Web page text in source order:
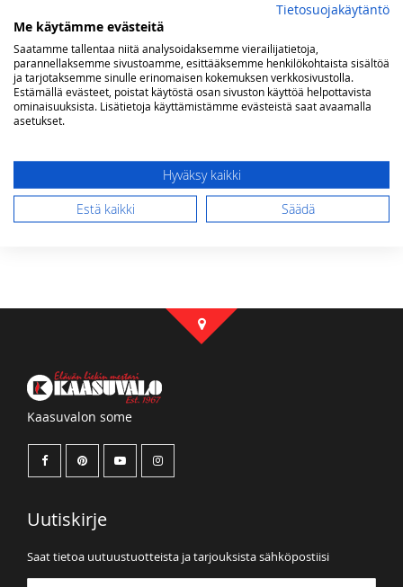
Arvostelu
Kaasuvalon some
Uutiskirje
Saat tietoa uutuustuotteista ja tarjouksista sähköpostiisi
Tietosuojakäytäntö
Me käytämme evästeitä
Saatamme tallentaa niitä analysoidaksemme vierailijatietoja,
parannellaksemme sivustoamme, esittääksemme henkilökohtaista sisältöä
ja tarjotaksemme sinulle erinomaisen kokemuksen verkkosivustolla.
Estämällä evästeet, poistat käytöstä osan sivuston käyttöä helpottavista
ominaisuuksista. Lisätietoja käyttämistämme evästeistä saat avaamalla
asetukset.
Hyväksy kaikki
Estä kaikki Säädä